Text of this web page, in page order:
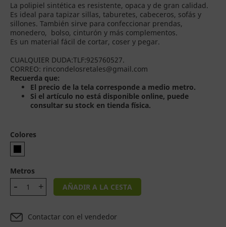
La polipiel sintética es resistente, opaca y de gran calidad.
Es ideal para tapizar sillas, taburetes, cabeceros, sofás y
sillones. También sirve para confeccionar prendas,
monedero, bolso, cinturón y más complementos.
Es un material fácil de cortar, coser y pegar.
CUALQUIER DUDA:TLF:925760527.
CORREO: rincondelosretales@gmail.com
Recuerda que:
El precio de la tela corresponde a medio metro.
Si el artículo no está disponible online, puede
consultar su stock en tienda física.
Colores
Metros
AÑADIR A LA CESTA
Contactar con el vendedor